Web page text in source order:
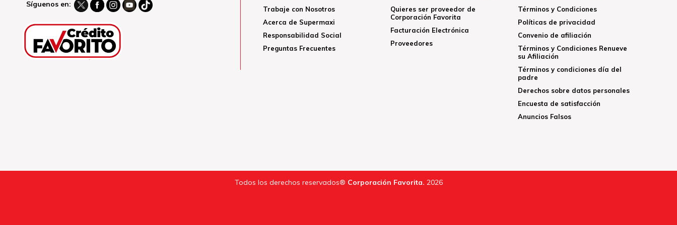
Síguenos en:
Trabaje con Nosotros
Acerca de Supermaxi
Responsabilidad Social
Preguntas Frecuentes
Quieres ser proveedor de
Corporación Favorita
Facturación Electrónica
Proveedores
Términos y Condiciones
Políticas de privacidad
Convenio de afiliación
Términos y Condiciones Renueve
su Afiliación
Términos y condiciones día del
padre
Derechos sobre datos personales
Encuesta de satisfacción
Anuncios Falsos
Todos los derechos reservados® Corporación Favorita. 2026